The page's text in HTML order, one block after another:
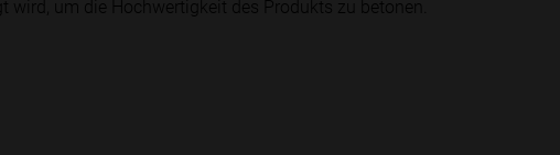
wird, um die Hochwertigkeit des Produkts zu betonen.